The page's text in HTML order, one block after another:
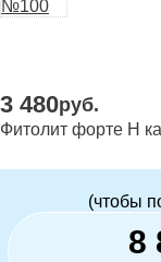
3 480руб.
Фитолит форте Н
(чтобы
8